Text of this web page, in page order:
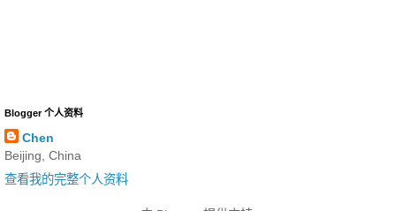
Blogger 个人资料
Chen
Beijing, China
查看我的完整个人资料